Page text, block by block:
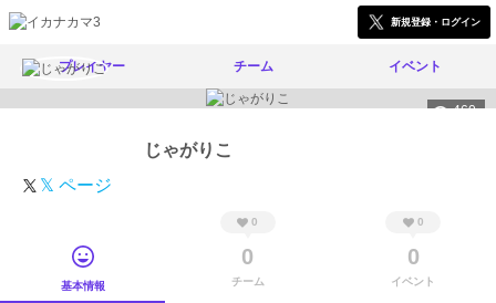
新規登録・ログイン
プレイヤー チーム イベント
460
じゃがりこ
𝕏 ページ
基本情報
0
0
チーム
0
0
イベント